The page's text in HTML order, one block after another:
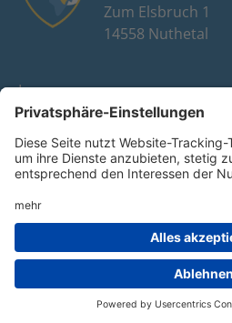
Zum Elsbruch 1
14558 Nuthetal
Impressum
Datenschutz
FAQ